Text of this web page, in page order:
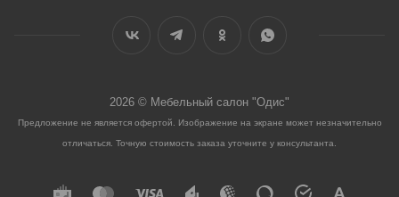
2026 © Мебельный салон "Одис"
Предложение не является офертой. Изображение на экране может незначительно
отличаться. Точную стоимость заказа уточните у консультанта.